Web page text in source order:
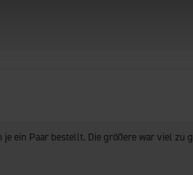
ein Paar bestellt. Die größere war viel zu